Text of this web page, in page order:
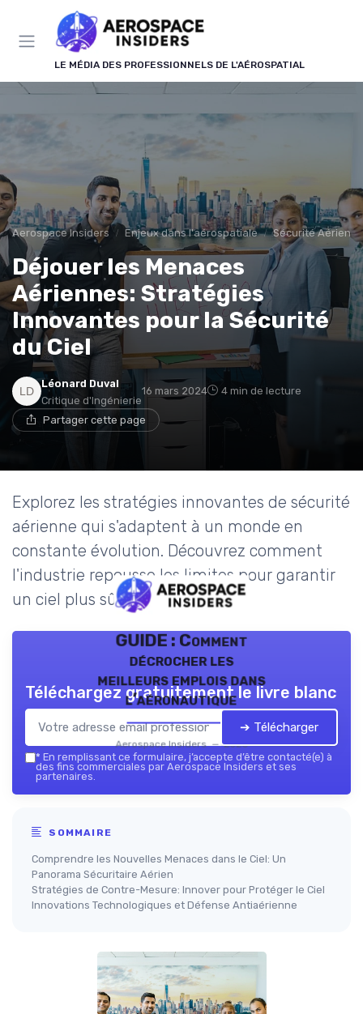
LE MÉDIA DES PROFESSIONNELS DE L'AÉROSPATIAL
Aerospace Insiders Enjeux dans l'aérospatiale Sécurité Aérienne
Déjouer les Menaces
Aériennes: Stratégies
Innovantes pour la Sécurité
du Ciel
Léonard Duval
Critique d'Ingénierie
16 mars 2024 4 min de lecture
Partager cette page
Explorez les stratégies innovantes de sécurité
aérienne qui s'adaptent à un monde en
constante évolution. Découvrez comment
l'industrie repousse les limites pour garantir
un ciel plus sûr.
GUIDE : Comment
décrocher les
meilleurs emplois dans
l’aéronautique
Aerospace Insiders — 2026
Téléchargez gratuitement le livre blanc
➔ Télécharger
* En remplissant ce formulaire, j’accepte d’être contacté(e) à
des fins commerciales par Aerospace Insiders et ses
partenaires.
SOMMAIRE
Comprendre les Nouvelles Menaces dans le Ciel: Un
Panorama Sécuritaire Aérien
Stratégies de Contre-Mesure: Innover pour Protéger le Ciel
Innovations Technologiques et Défense Antiaérienne
Panneau de gestion des cookies